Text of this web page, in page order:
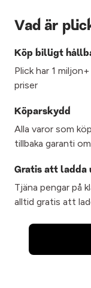
Vad är
Köp billigt
Plick har 1
priser
Köparskydd
Alla varor som
tillbaka garanti
Gratis att ladda
Tjäna pengar på
alltid gratis att